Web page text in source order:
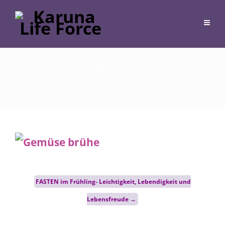
Post
navigation
FASTEN im Frühling- Leichtigkeit, Lebendigkeit und
Lebensfreude →